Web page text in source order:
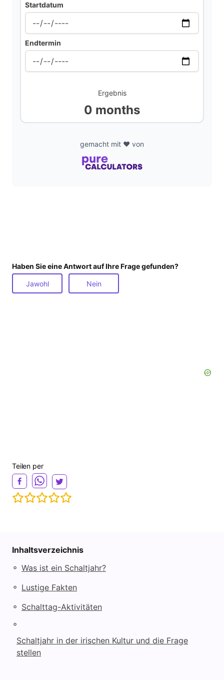
e
Startdatum
Endtermin
Ergebnis
0 months
gemacht mit ❤️ von
Haben Sie eine Antwort auf Ihre Frage gefunden?
Jawohl Nein
Teilen per
Inhaltsverzeichnis
◦ Was ist ein Schaltjahr?
◦ Lustige Fakten
◦ Schalttag-Aktivitäten
◦
Schaltjahr in der irischen Kultur und die Frage
stellen